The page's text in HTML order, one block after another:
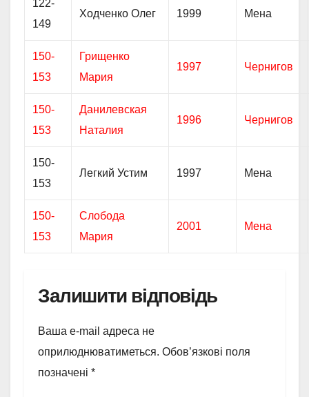
122-
149
Ходченко Олег 1999 Мена
150-
153
Грищенко
Мария
1997 Чернигов
150-
153
Данилевская
Наталия
1996 Чернигов
150-
153
Легкий Устим 1997 Мена
150-
153
Слобода
Мария
2001 Мена
Залишити відповідь
Ваша e-mail адреса не
оприлюднюватиметься. Обов’язкові поля
позначені *